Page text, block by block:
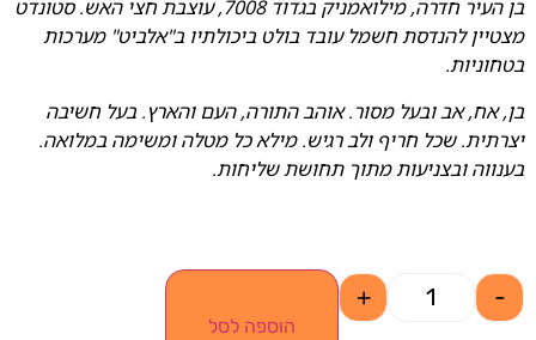
בן העיר חדרה, מילואמניק בגדוד 7008, עוצבת חצי האש. סטונדט
מצטיין להנדסת חשמל עובד בולט ביכולתיו ב"אלביט" מערכות
בטחוניות.
בן, אח, אב ובעל מסור. אוהב התורה, העם והארץ. בעל חשיבה
יצרתית. שכל חריף ולב רגיש. מילא כל מטלה ומשימה במלואה.
בענווה ובצניעות מתוך תחושת שליחות.
-
+
הוספה לסל